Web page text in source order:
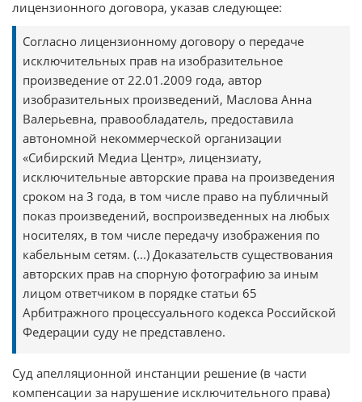
лицензионного договора, указав следующее:
Согласно лицензионному договору о передаче
исключительных прав на изобразительное
произведение от 22.01.2009 года, автор
изобразительных произведений, Маслова Анна
Валерьевна, правообладатель, предоставила
автономной некоммерческой организации
«Сибирский Медиа Центр», лицензиату,
исключительные авторские права на произведения
сроком на 3 года, в том числе право на публичный
показ произведений, воспроизведенных на любых
носителях, в том числе передачу изображения по
кабельным сетям. (...) Доказательств существования
авторских прав на спорную фотографию за иным
лицом ответчиком в порядке статьи 65
Арбитражного процессуального кодекса Российской
Федерации суду не представлено.
Суд апелляционной инстанции решение (в части
компенсации за нарушение исключительного права)